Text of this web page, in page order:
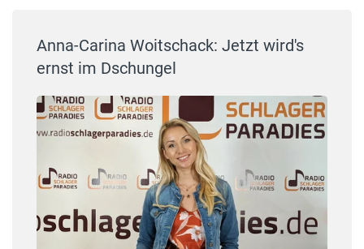
Anna-Carina Woitschack: Jetzt wird's
ernst im Dschungel